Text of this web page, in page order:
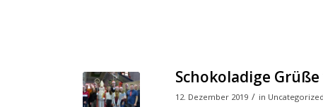
Schokoladige Grüße
12. Dezember 2019 / in Uncategorized